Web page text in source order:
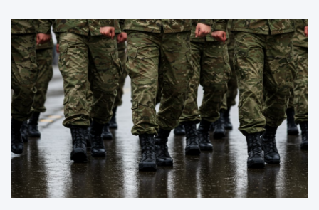
l
a
t
k
i